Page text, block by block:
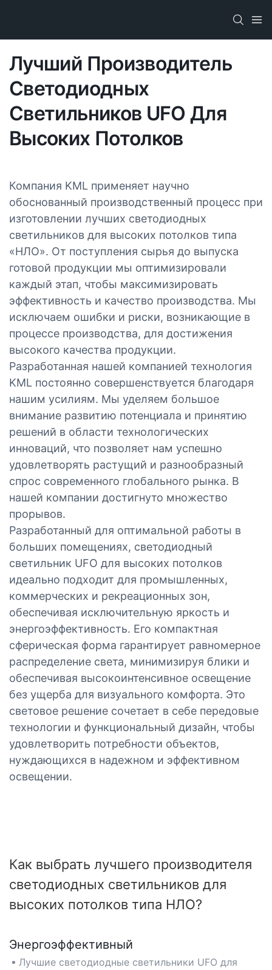
Лучший Производитель
Светодиодных
Светильников UFO Для
Высоких Потолков
Компания KML применяет научно
обоснованный производственный процесс при
изготовлении лучших светодиодных
светильников для высоких потолков типа
«НЛО». От поступления сырья до выпуска
готовой продукции мы оптимизировали
каждый этап, чтобы максимизировать
эффективность и качество производства. Мы
исключаем ошибки и риски, возникающие в
процессе производства, для достижения
высокого качества продукции.
Разработанная нашей компанией технология
KML постоянно совершенствуется благодаря
нашим усилиям. Мы уделяем большое
внимание развитию потенциала и принятию
решений в области технологических
инноваций, что позволяет нам успешно
удовлетворять растущий и разнообразный
спрос современного глобального рынка. В
нашей компании достигнуто множество
прорывов.
Разработанный для оптимальной работы в
больших помещениях, светодиодный
светильник UFO для высоких потолков
идеально подходит для промышленных,
коммерческих и рекреационных зон,
обеспечивая исключительную яркость и
энергоэффективность. Его компактная
сферическая форма гарантирует равномерное
распределение света, минимизируя блики и
обеспечивая высокоинтенсивное освещение
без ущерба для визуального комфорта. Это
световое решение сочетает в себе передовые
технологии и функциональный дизайн, чтобы
удовлетворить потребности объектов,
нуждающихся в надежном и эффективном
освещении.
Как выбрать лучшего производителя
светодиодных светильников для
высоких потолков типа НЛО?
Энергоэффективный
Лучшие светодиодные светильники UFO для